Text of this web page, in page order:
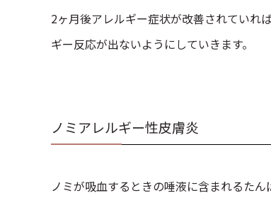
2ヶ月後アレルギー症状が改善されていれ
ギー反応が出ないようにしていきます。
ノミアレルギー性皮膚炎
ノミが吸血するときの唾液に含まれるた